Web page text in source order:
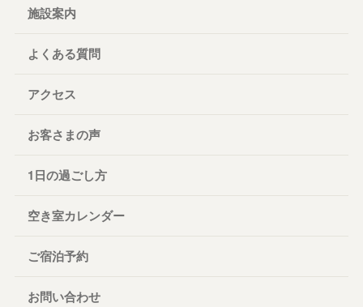
施設案内
よくある質問
アクセス
お客さまの声
1日の過ごし方
空き室カレンダー
ご宿泊予約
お問い合わせ